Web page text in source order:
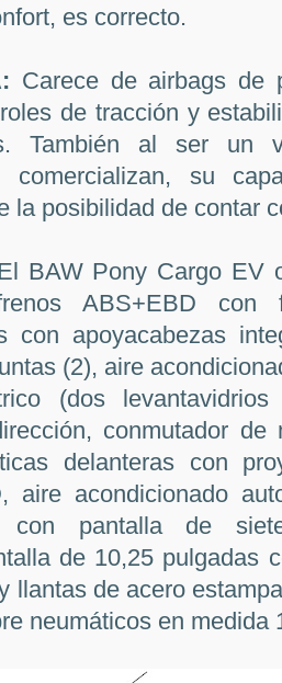
es correcto.
Carece de airbags de
de tracción y
También al ser un
comercializan, su
la posibilidad de contar
BAW Pony Cargo EV
ABS+EBD con
con apoyacabezas
(2), aire
(dos
conmutador de
delanteras con
aire acondicionado
con pantalla de
de 10,25 pulgadas
llantas de acero
neumáticos en medida